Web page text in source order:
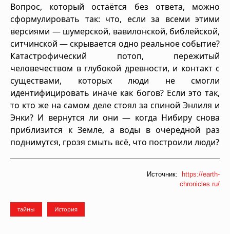
Вопрос, который остаётся без ответа, можно
сформулировать так: что, если за всеми этими
версиями — шумерской, вавилонской, библейской,
ситчинской — скрывается одно реальное событие?
Катастрофический потоп, пережитый
человечеством в глубокой древности, и контакт с
существами, которых люди не смогли
идентифицировать иначе как богов? Если это так,
то кто же на самом деле стоял за спиной Энлиля и
Энки? И вернутся ли они — когда Нибиру снова
приблизится к Земле, а воды в очередной раз
поднимутся, грозя смыть всё, что построили люди?
Источник:
https://earth-
chronicles.ru/
тайны История